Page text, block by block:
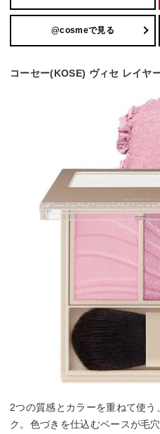
@cosmeで見る
コーセー(KOSE) ヴィセ レイヤ
2つの質感とカラーを重ねて使
ク。色づきを仕込むベースが毛